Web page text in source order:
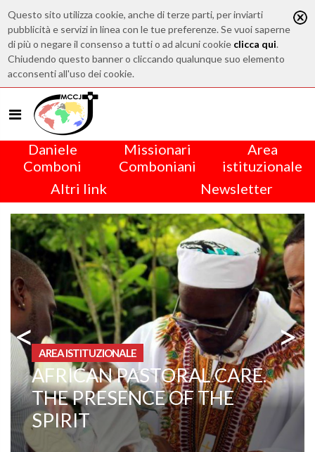
Questo sito utilizza cookie, anche di terze parti, per inviarti
pubblicità e servizi in linea con le tue preferenze. Se vuoi saperne
di più o negare il consenso a tutti o ad alcuni cookie clicca qui.
Chiudendo questo banner o cliccando qualunque suo elemento
acconsenti all'uso dei cookie.
Daniele
Comboni
Missionari
Comboniani
Area
istituzionale
Altri link
Newsletter
< AREA ISTITUZIONALE
MISSIONE AD ARAUCA,
COLOMBIA – «FACCIAMO
DI LA ESMERALDA LA
TERRA DELLA VERGINE»
>